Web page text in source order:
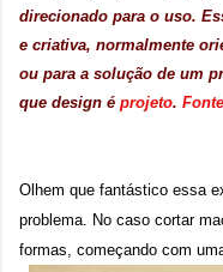
direcionado para o uso.
e criativa, normalmente
ou para a solução de um
que design é projeto. Fonte
Olhem que fantástico essa
problema. No caso cortar
formas, começando com